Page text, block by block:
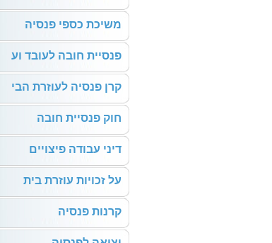
משיכת כספי פנסיה
פנסיית חובה לעובד וע
קרן פנסיה לעוזרת הבי
חוק פנסיית חובה
דיני עבודה פיצויים
על זכויות עוזרת בית
קרנות פנסיה